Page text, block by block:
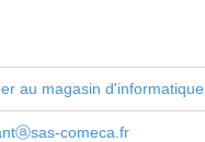
au magasin d'informatique
comeca.fr